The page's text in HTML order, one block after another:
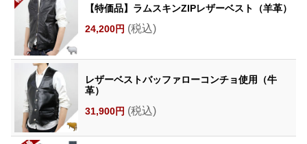
【特価品】ラムスキンZIPレザーベスト（羊革）
24,200円 (税込)
レザーベストバッファローコンチョ使用（牛
革）
31,900円 (税込)